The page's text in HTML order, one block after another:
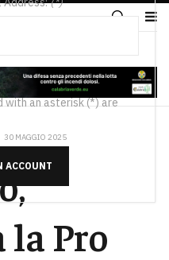
with an asterisk (*) are
ACCOUNT
30 MAGGIO 2025
Pro